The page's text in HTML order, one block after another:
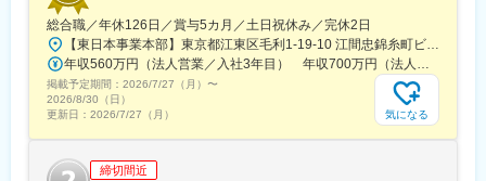
総合職／年休126日／賞与5カ月／土日祝休み／完休2日
【東日本事業本部】東京都江東区毛利1-19-10 江間忠錦糸町ビル※訪問先からの直行直帰が可能です！＜アクセス＞・JR総武線（快速・各駅停車）／東京メトロ半蔵門線 錦糸町駅より徒歩5分・東京メトロ半蔵門線／都営新宿線 住吉駅より徒歩5分※受動喫煙対策:屋内全面禁煙
年収560万円（法人営業／入社3年目） 年収700万円（法人営業・チームリーダー／入社5年目）
掲載予定期間： 2026/7/27（月） 〜
2026/8/30（日）
更新日： 2026/7/27（月） 気になる
締切間近